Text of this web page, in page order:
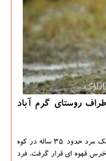
های اطراف روستای گرم آباد
به گزارش راستابلاگ به نقل از مهر، ظهر یکشنبه یک مرد حدود ۳۵ ساله در کوه
قهوه ای قرار گرفت. فرد